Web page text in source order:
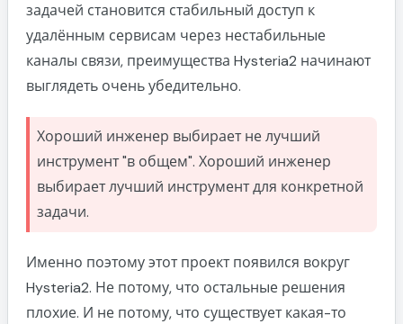
задачей становится стабильный доступ к
удалённым сервисам через нестабильные
каналы связи, преимущества Hysteria2 начинают
выглядеть очень убедительно.
Хороший инженер выбирает не лучший
инструмент "в общем". Хороший инженер
выбирает лучший инструмент для конкретной
задачи.
Именно поэтому этот проект появился вокруг
Hysteria2. Не потому, что остальные решения
плохие. И не потому, что существует какая-то